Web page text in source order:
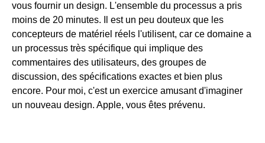
vous fournir un design. L'ensemble du processus a pris
moins de 20 minutes. Il est un peu douteux que les
concepteurs de matériel réels l'utilisent, car ce domaine a
un processus très spécifique qui implique des
commentaires des utilisateurs, des groupes de
discussion, des spécifications exactes et bien plus
encore. Pour moi, c'est un exercice amusant d'imaginer
un nouveau design. Apple, vous êtes prévenu.